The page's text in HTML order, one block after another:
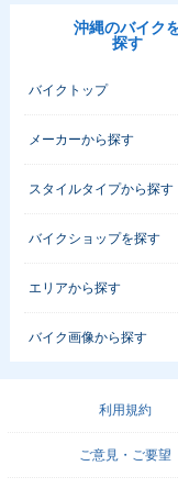
沖縄のバイク
探す
バイクトップ
メーカーから探す
スタイルタイプから探す
バイクショップを探す
エリアから探す
バイク画像から探す
利用規約
ご意見・ご要望